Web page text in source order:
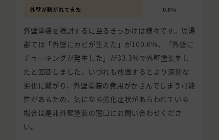
外壁が剥がれてきた 0.0%
外壁塗装を検討するに至るきっかけは様々です。児湯
郡では「外壁にカビが生えた」が100.0%、「外壁に
チョーキングが発生した」が33.3%で外壁塗装をし
たと回答しました。いづれも放置するとより深刻な
劣化に繋がり、外壁塗装の費用がかさんでしまう可能
性があるため、気になる劣化症状があらわれている
場合は是非外壁塗装の窓口にお問い合わせくださ
い。